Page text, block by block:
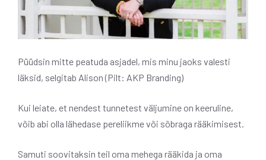
Püüdsin mitte peatuda asjadel, mis minu jaoks valesti
läksid, selgitab Alison (Pilt: AKP Branding)
Kui leiate, et nendest tunnetest väljumine on keeruline,
võib abi olla lähedase pereliikme või sõbraga rääkimisest.
Samuti soovitaksin teil oma mehega rääkida ja oma